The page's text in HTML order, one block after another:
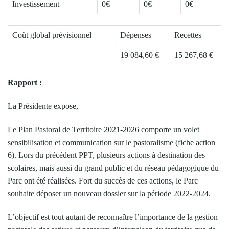
Investissement 0€ 0€ 0€
Coût global prévisionnel Dépenses Recettes
19 084,60 € 15 267,68 €
Rapport :
La Présidente expose,
Le Plan Pastoral de Territoire 2021-2026 comporte un volet
sensibilisation et communication sur le pastoralisme (fiche action
6). Lors du précédent PPT, plusieurs actions à destination des
scolaires, mais aussi du grand public et du réseau pédagogique du
Parc ont été réalisées. Fort du succès de ces actions, le Parc
souhaite déposer un nouveau dossier sur la période 2022-2024.
L’objectif est tout autant de reconnaître l’importance de la gestion